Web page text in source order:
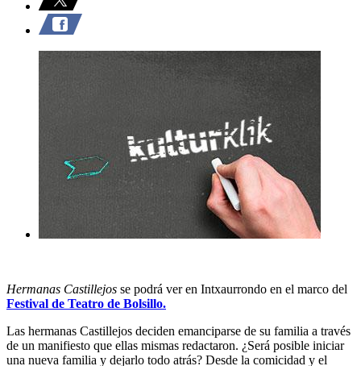
Hermanas Castillejos se podrá ver en Intxaurrondo en el marco del
Festival de Teatro de Bolsillo.
Las hermanas Castillejos deciden emanciparse de su familia a través
de un manifiesto que ellas mismas redactaron. ¿Será posible iniciar
una nueva familia y dejarlo todo atrás? Desde la comicidad y el